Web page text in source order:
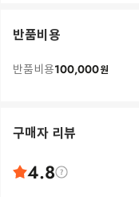
반품비용
반품비용100,000원
구매자 리뷰
4.8